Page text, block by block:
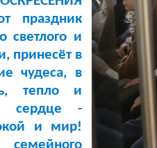
праздник
светлого и
принесёт в
чудеса, в
тепло и
сердце -
и мир!